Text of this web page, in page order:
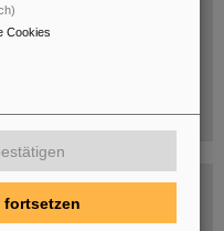
Cookies